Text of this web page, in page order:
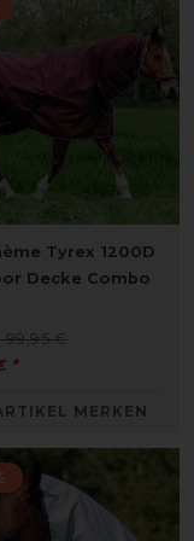
Tyrex 1200D
Decke Combo
99,95 €
*
MERKEN